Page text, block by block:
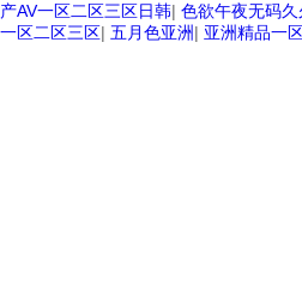
产AV一区二区三区日韩| 色欲午夜无码
一区二区三区| 五月色亚洲| 亚洲精品一